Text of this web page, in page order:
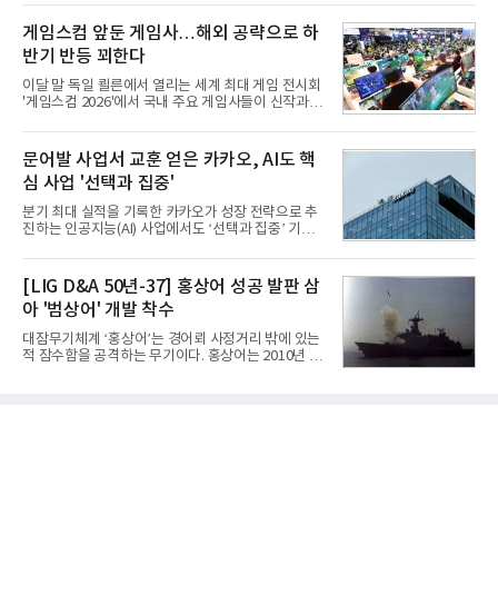
사업 확대
체로 참여했다. 체계개발에는 총 400여억 원의 개발
비와 62개월의 기간이 소요됐다. 한국형 GPS 유도폭
탄 KGGB(Korea GPS Guided Bomb)는 국내 최초
의 공대지 유도폭탄으로 2012년에 최종 전투용 적합
판정을 받았다.우리 공군이 운용하는 모든 전투기에
탑재할 수 있는 KGGB는 일반목적폭탄(General
Purpose Bomb)에 장착하여 운용토록 개발됐다.이
는 조종사가 휴대하는 명령통신장치(PDU, P
게임스컴 앞둔 게임사…해외 공략으로 하
반기 반등 꾀한다
이달 말 독일 쾰른에서 열리는 세계 최대 게임 전시회
'게임스컴 2026'에서 국내 주요 게임사들이 신작과 글
체별로 엇갈린 가운데 하반기 신작 흥행과 해외 시장
성과가 실적을 좌우할 핵심 변수로 떠오르고 있다.8일
업계에 따르면 올해 상반기 게임업계는 기업별 성적
표가 크게 갈렸다. 대표적으로 크래프톤은 'PUBG: 배
틀그라운드'의 안정적인 성장에 힘입어 상반기 연결
기준 매출 2조6616억원, 영업이익 9725억원으로 역
대 최대 실적을 기록했다. 엔씨도 올해 출시한 '아이온
동기 대
문어발 사업서 교훈 얻은 카카오, AI도 핵
심 사업 '선택과 집중'
분기 최대 실적을 기록한 카카오가 성장 전략으로 추
진하는 인공지능(AI) 사업에서도 ‘선택과 집중’ 기조
라 투자에 나서는 것과 달리, 카카오는 ‘카카오톡’이
라는 플랫폼 경쟁력을 활용한 AI 에이전트 서비스에
집중하는 전략이다. 과거 무리한 사업 확장 과정에서
겪었던 시행착오를 되풀이하지 않고 핵심 역량에 집
중하겠다는 취지로 풀이된다.7일 업계에 따르면 카카
오는 올해 2분기 연결 기준 매출 2조985억원, 영업이
익 2770억원을 기록했다. 전년 동기 대비 매출과 영업
[LIG D&A 50년-37] 홍상어 성공 발판 삼
아 '범상어' 개발 착수
대잠무기체계 ‘홍상어’는 경어뢰 사정거리 밖에 있는
적 잠수함을 공격하는 무기이다. 홍상어는 2010년 넥